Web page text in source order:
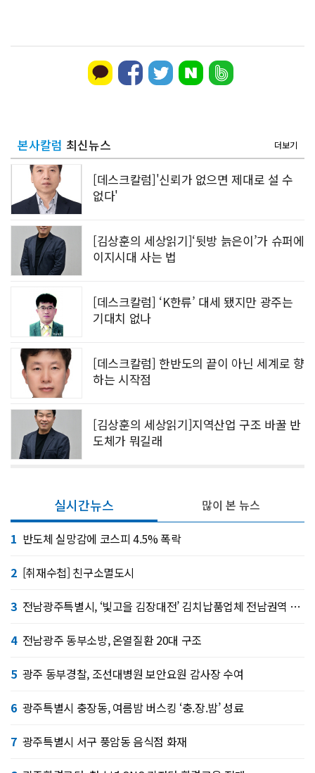
본사칼럼 최신뉴스 더보기
[데스크칼럼]'신뢰가 없으면 제대로 설 수
없다'
[김상훈의 세상읽기]‘뒷방 늙은이’가 슈퍼에
이지시대 사는 법
[데스크칼럼] ‘K한류’ 대세 됐지만 광주는
기대치 없나
[데스크칼럼] 한반도의 끝이 아닌 세계로 향
하는 시작점
[김상훈의 세상읽기]지역산업 구조 바꿀 반
도체가 뭐길래
실시간뉴스
1 반도체 실망감에 코스피 4.5% 폭락
2 [취재수첩] 친구소멸도시
3 전남광주특별시, ‘빛고을 김장대전’ 김치납품업체 전남권역 확대
4 전남광주 동부소방, 온열질환 20대 구조
5 광주 동부경찰, 조선대병원 보안요원 감사장 수여
6 광주특별시 충장동, 여름밤 버스킹 ‘충.장.밤’ 성료
7 광주특별시 서구 풍암동 음식점 화재
많이 본 뉴스